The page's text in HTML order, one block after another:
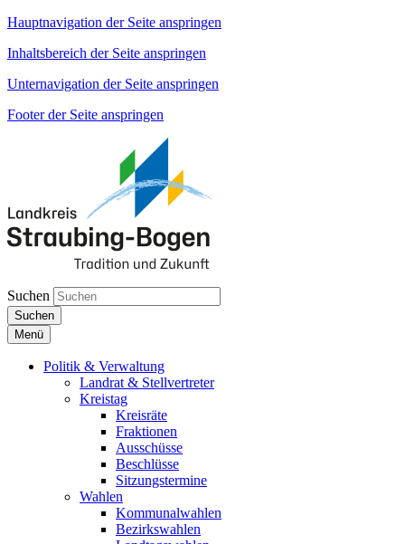
Hauptnavigation der Seite anspringen
Inhaltsbereich der Seite anspringen
Unternavigation der Seite anspringen
Footer der Seite anspringen
Suchen
Suchen
Menü
Politik & Verwaltung
Landrat & Stellvertreter
Kreistag
Kreisräte
Fraktionen
Ausschüsse
Beschlüsse
Sitzungstermine
Wahlen
Kommunalwahlen
Bezirkswahlen